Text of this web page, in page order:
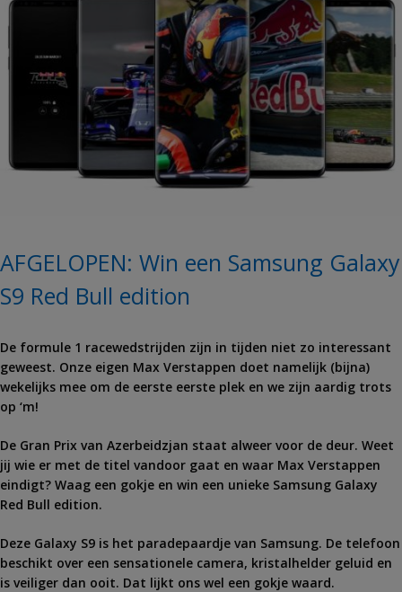
AFGELOPEN: Win een Samsung Galaxy
S9 Red Bull edition
De formule 1 racewedstrijden zijn in tijden niet zo interessant
geweest. Onze eigen Max Verstappen doet namelijk (bijna)
wekelijks mee om de eerste eerste plek en we zijn aardig trots
op ‘m!
De Gran Prix van Azerbeidzjan staat alweer voor de deur. Weet
jij wie er met de titel vandoor gaat en waar Max Verstappen
eindigt? Waag een gokje en win een unieke Samsung Galaxy
Red Bull edition.
Deze Galaxy S9 is het paradepaardje van Samsung. De telefoon
beschikt over een sensationele camera, kristalhelder geluid en
is veiliger dan ooit. Dat lijkt ons wel een gokje waard.